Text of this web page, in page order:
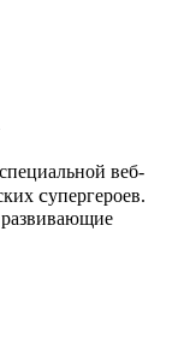
веб-
cупергероев.